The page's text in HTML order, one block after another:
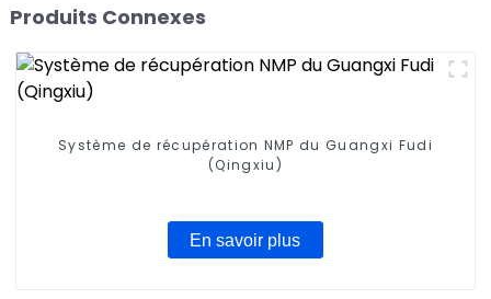
Produits Connexes
Système de récupération NMP du Guangxi Fudi
(Qingxiu)
En savoir plus